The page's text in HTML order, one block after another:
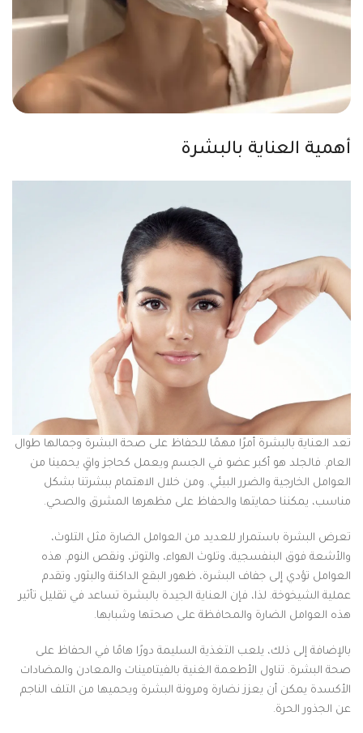
أهمية العناية بالبشرة
تعد العناية بالبشرة أمرًا مهمًا للحفاظ على صحة البشرة وجمالها طوال
العام. فالجلد هو أكبر عضو في الجسم ويعمل كحاجز واقٍ يحمينا من
العوامل الخارجية والضرر البيئي. ومن خلال الاهتمام ببشرتنا بشكل
مناسب، يمكننا حمايتها والحفاظ على مظهرها المشرق والصحي.
تعرض البشرة باستمرار للعديد من العوامل الضارة مثل التلوث،
والأشعة فوق البنفسجية، وتلوث الهواء، والتوتر، ونقص النوم. هذه
العوامل تؤدي إلى جفاف البشرة، ظهور البقع الداكنة والبثور، وتقدم
عملية الشيخوخة. لذا، فإن العناية الجيدة بالبشرة تساعد في تقليل تأثير
هذه العوامل الضارة والمحافظة على صحتها وشبابها.
بالإضافة إلى ذلك، يلعب التغذية السليمة دورًا هامًا في الحفاظ على
صحة البشرة. تناول الأطعمة الغنية بالفيتامينات والمعادن والمضادات
الأكسدة يمكن أن يعزز نضارة ومرونة البشرة ويحميها من التلف الناجم
عن الجذور الحرة.